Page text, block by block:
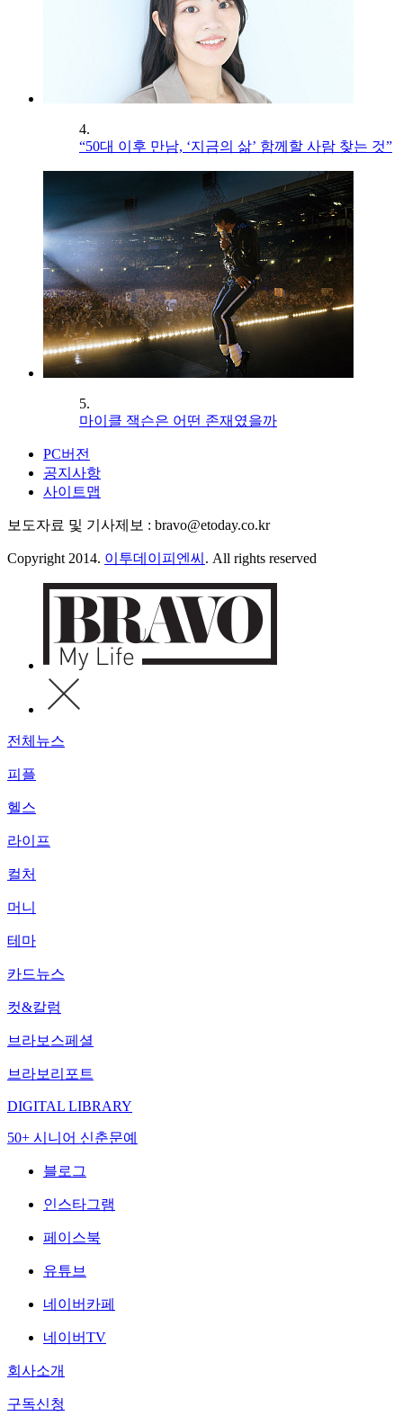
4.
“50대 이후 만남, ‘지금의 삶’ 함께할 사람 찾는 것”
5.
마이클 잭슨은 어떤 존재였을까
PC버전
공지사항
사이트맵
보도자료 및 기사제보 : bravo@etoday.co.kr
Copyright 2014. 이투데이피엔씨 . All rights reserved
전체뉴스
피플
헬스
라이프
컬처
머니
테마
카드뉴스
컷&칼럼
브라보스페셜
브라보리포트
DIGITAL LIBRARY
50+ 시니어 신춘문예
블로그
인스타그램
페이스북
유튜브
네이버카페
네이버TV
회사소개
구독신청